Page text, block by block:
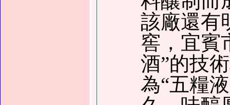
該廠還有
窖，宜賓
酒”的技
為“五糧液